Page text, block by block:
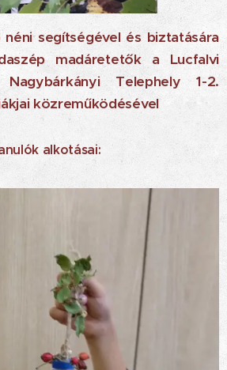
segítségével és biztatására
madáretetők a Lucfalvi
Telephely 1-2.
közreműködésével
alkotásai: